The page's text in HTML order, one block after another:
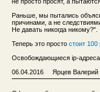
Раньше, мы пытались
причинами, а не
Не давать никогда никому?".
Теперь это просто стоит 100
Освобождающиеся ip-
06.04.2016 Ярцев Валерий